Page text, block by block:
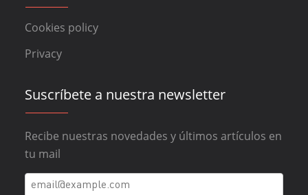
Cookies policy
Privacy
Suscríbete a nuestra newsletter
Recibe nuestras novedades y últimos artículos en
tu mail